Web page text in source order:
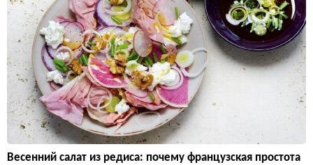
Весенний салат из редиса: почему французская простота